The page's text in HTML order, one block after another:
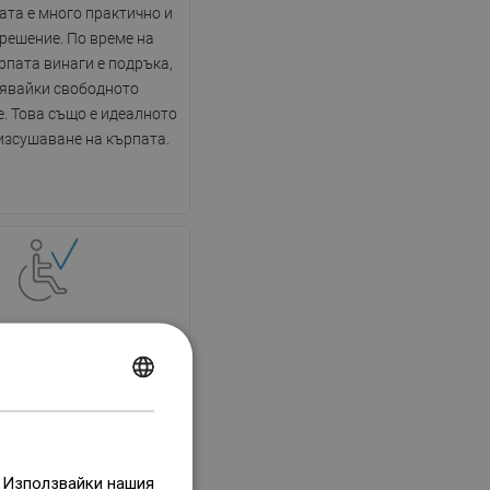
е много практично и
По време на
винаги е подръка,
свободното
Това също е идеалното
на кърпата.
лесен достъп,
нашия